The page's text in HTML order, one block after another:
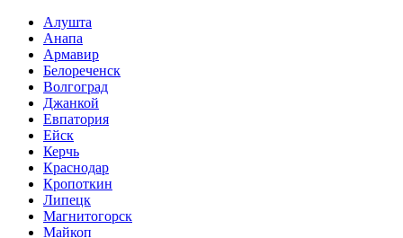
Алушта
Анапа
Армавир
Белореченск
Волгоград
Джанкой
Евпатория
Ейск
Керчь
Краснодар
Кропоткин
Липецк
Магнитогорск
Майкоп